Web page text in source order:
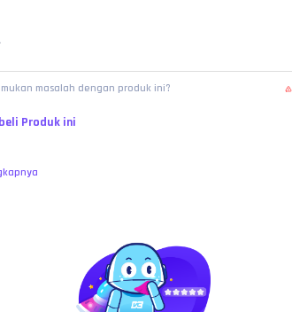
masalah dengan produk ini?
Produk ini